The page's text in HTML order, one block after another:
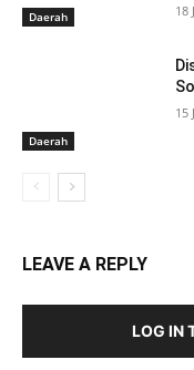
Daerah 18
Daerah
15
LEAVE A REPLY
LOG IN